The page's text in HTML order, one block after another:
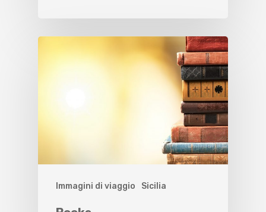
Immagini di viaggio Sicilia